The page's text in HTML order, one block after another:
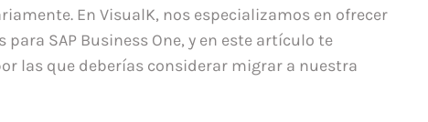
En VisualK, nos especializamos en ofrecer
SAP Business One, y en este artículo te
las que deberías considerar migrar a nuestra